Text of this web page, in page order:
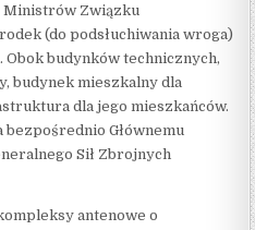
Ministrów Związku
(do podsłuchiwania wroga)
Obok budynków technicznych,
budynek mieszkalny dla
dla jego mieszkańców.
bezpośrednio Głównemu
Sił Zbrojnych
antenowe o